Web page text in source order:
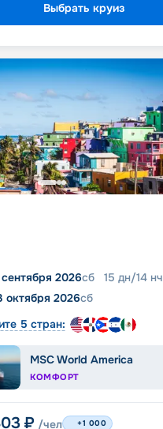
Выбрать круиз
сентября 2026сб 15 дн/14 нч
октября 2026сб
5 стран:
MSC World America
КОМФОРТ
₽ /чел +1 000